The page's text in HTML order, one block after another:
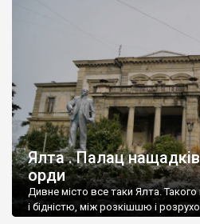
Ялта . Палац
орди
Дивне місто все таки Ялта.
і бідністю, між розкішшю і